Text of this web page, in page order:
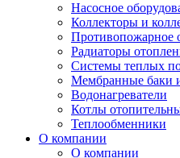
Насосное
Коллекторы и
Противопожарное
Радиаторы
Системы теплых
Мембранные баки
Водонагреватели
Котлы
Теплообменники
О компании
О компании